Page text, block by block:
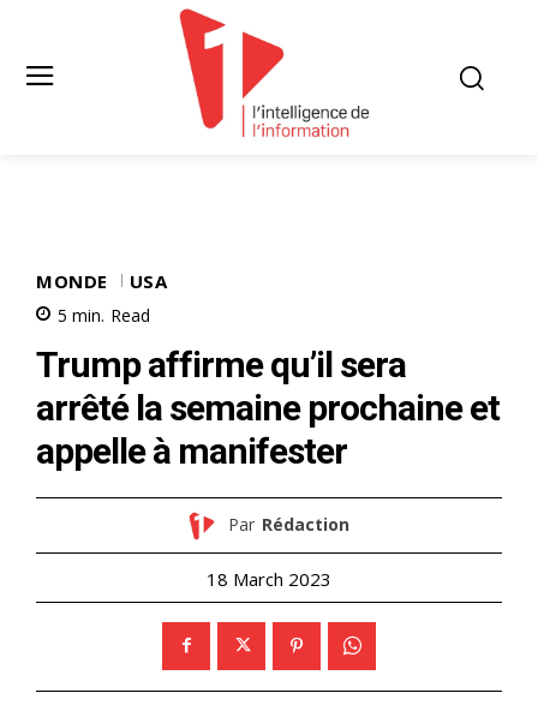
MONDE USA
5 min. Read
Trump affirme qu’il sera
arrêté la semaine prochaine et
appelle à manifester
Par Rédaction
18 March 2023